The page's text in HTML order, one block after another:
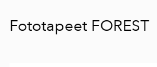
Fototapeet FOREST